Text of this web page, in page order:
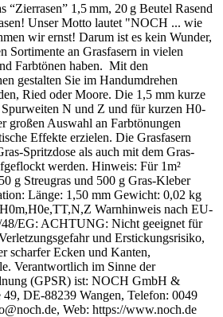
“Zierrasen” 1,5 mm, 20 g Beutel Rasend
Unser Motto lautet "NOCH ... wie
wir ernst! Darum ist es kein Wunder,
Sortimente an Grasfasern in vielen
Farbtönen haben. Mit den
gestalten Sie im Handumdrehen
Ried oder Moore. Die 1,5 mm kurze
Spurweiten N und Z und für kurzen H0-
großen Auswahl an Farbtönungen
Effekte erzielen. Die Grasfasern
Spritzdose als auch mit dem Gras-
werden. Hinweis: Für 1m²
g Streugras und 500 g Gras-Kleber
Länge: 1,50 mm Gewicht: 0,02 kg
Warnhinweis nach EU-
48/EG: ACHTUNG: Nicht geeignet für
und Erstickungsrisiko,
scharfer Ecken und Kanten,
Verantwortlich im Sinne der
(GPSR) ist: NOCH GmbH &
DE-88239 Wangen, Telefon: 0049
Web: https://www.noch.de